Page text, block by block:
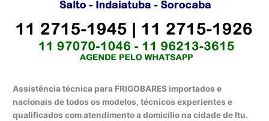
Assistência técnica para FRIGOBARES importados e
nacionais de todos os modelos, técnicos experientes e
qualificados com atendimento a domicílio na cidade de Itu.